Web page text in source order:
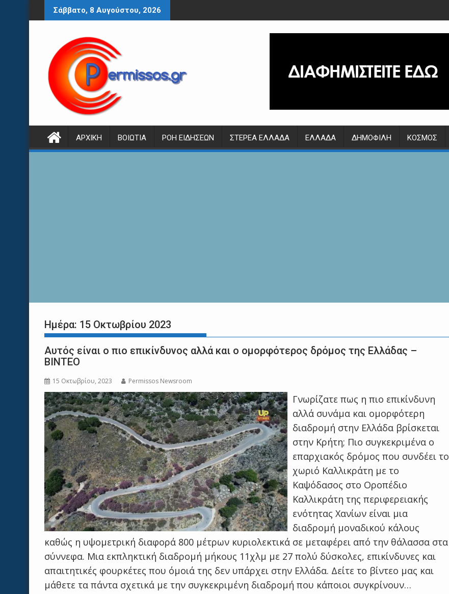
Περάστε
στο
Σάββατο, 8 Αυγούστου, 2026
ΑΡΧΙΚΉ ΒΟΙΩΤΊΑ ΡΟΉ ΕΙΔΉΣΕΩΝ ΣΤΕΡΕΆ ΕΛΛΆΔΑ ΕΛΛΆΔΑ ΔΗΜΟΦΙΛΉ ΚΌΣΜΟΣ
Ημέρα: 15 Οκτωβρίου 2023
Αυτός είναι ο πιο επικίνδυνος αλλά και ο ομορφότερος δρόμος της Ελλάδας –
ΒΙΝΤΕΟ
15 Οκτωβρίου, 2023 Permissos Newsroom
Γνωρίζατε πως η πιο επικίνδυνη
αλλά συνάμα και ομορφότερη
διαδρομή στην Ελλάδα βρίσκεται
στην Κρήτη; Πιο συγκεκριμένα ο
επαρχιακός δρόμος που συνδέει το
χωριό Καλλικράτη με το
Καψόδασος στο Οροπέδιο
Καλλικράτη της περιφερειακής
ενότητας Χανίων είναι μια
διαδρομή μοναδικού κάλους
καθώς η υψομετρική διαφορά 800 μέτρων κυριολεκτικά σε μεταφέρει από την θάλασσα στα
σύννεφα. Μια εκπληκτική διαδρομή μήκους 11χλμ με 27 πολύ δύσκολες, επικίνδυνες και
απαιτητικές φουρκέτες που όμοιά της δεν υπάρχει στην Ελλάδα. Δείτε το βίντεο μας και
μάθετε τα πάντα σχετικά με την συγκεκριμένη διαδρομή που κάποιοι συγκρίνουν…